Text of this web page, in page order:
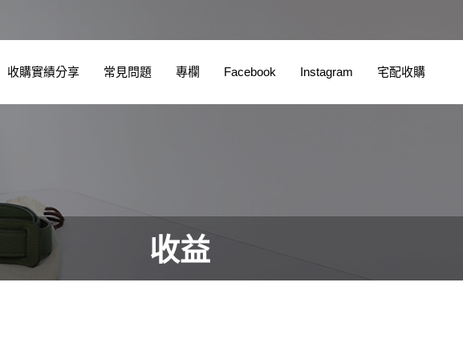
收購實績分享 常見問題 專欄 Facebook Instagram 宅配收購
收益